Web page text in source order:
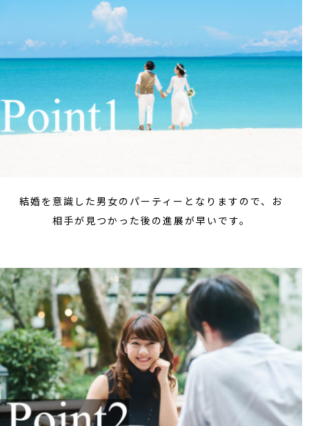
結婚を意識した男女のパーティーとなりますので、お
相手が見つかった後の進展が早いです。